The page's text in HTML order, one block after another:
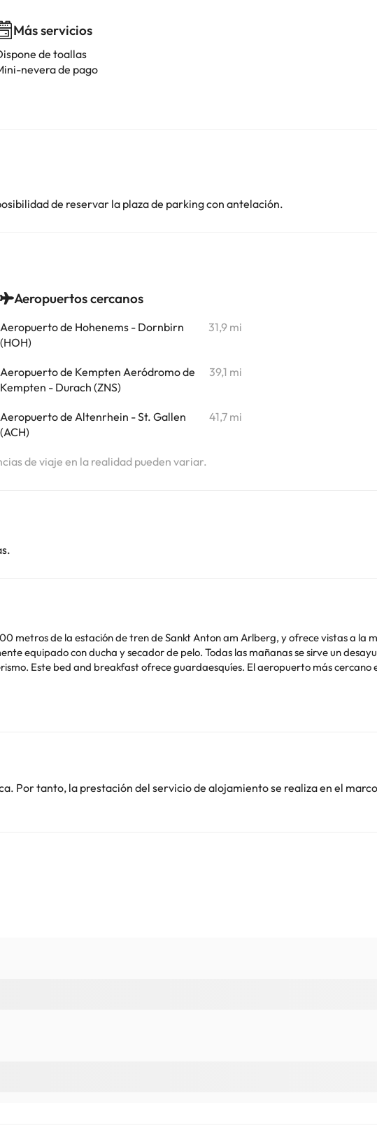
Más servicios
de toallas
nevera de pago
de reservar la plaza de parking con antelación.
Aeropuertos cercanos
Aeropuerto de Hohenems - Dornbirn
(HOH)
31,9 mi
Aeropuerto de Kempten Aeródromo de
Kempten - Durach (ZNS)
39,1 mi
Aeropuerto de Altenrhein - St. Gallen
(ACH)
41,7 mi
de viaje en la realidad pueden variar.
metros de la estación de tren de Sankt Anton am Arlberg, y ofrece vistas a la
o soltera ni fiestas similares. Informa a Haus Fallesin con antelación de tu
consultar sus tarifas directamente en el establecimiento. Toda la información
Por tanto, la prestación del servicio de alojamiento se realiza en el